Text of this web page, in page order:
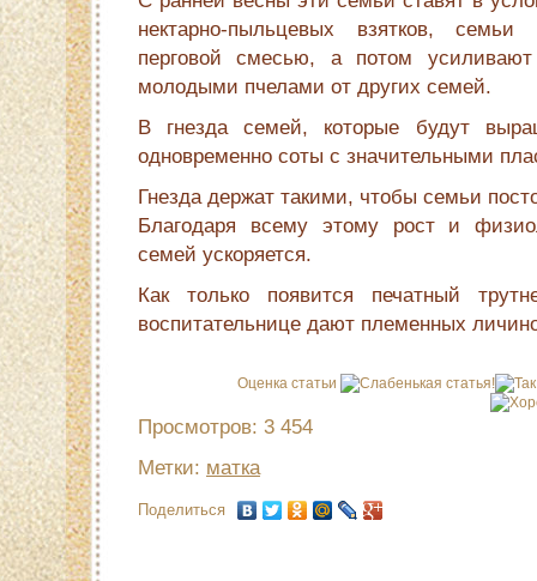
нектарно-пыльцевых взятков,
перговой смесью, а потом
молодыми пчелами от других семей.
В гнезда семей, которые будут
одновременно соты с значительными
Гнезда держат такими, чтобы семьи
Благодаря всему этому рост и
семей ускоряется.
Как только появится печатный
воспитательнице дают племенных
Оценка статьи
Просмотров: 3 454
Метки: матка
Поделиться